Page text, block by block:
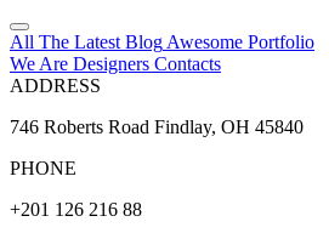
All The Latest Blog Awesome Portfolio
We Are Designers Contacts
ADDRESS
746 Roberts Road Findlay, OH 45840
PHONE
+201 126 216 88